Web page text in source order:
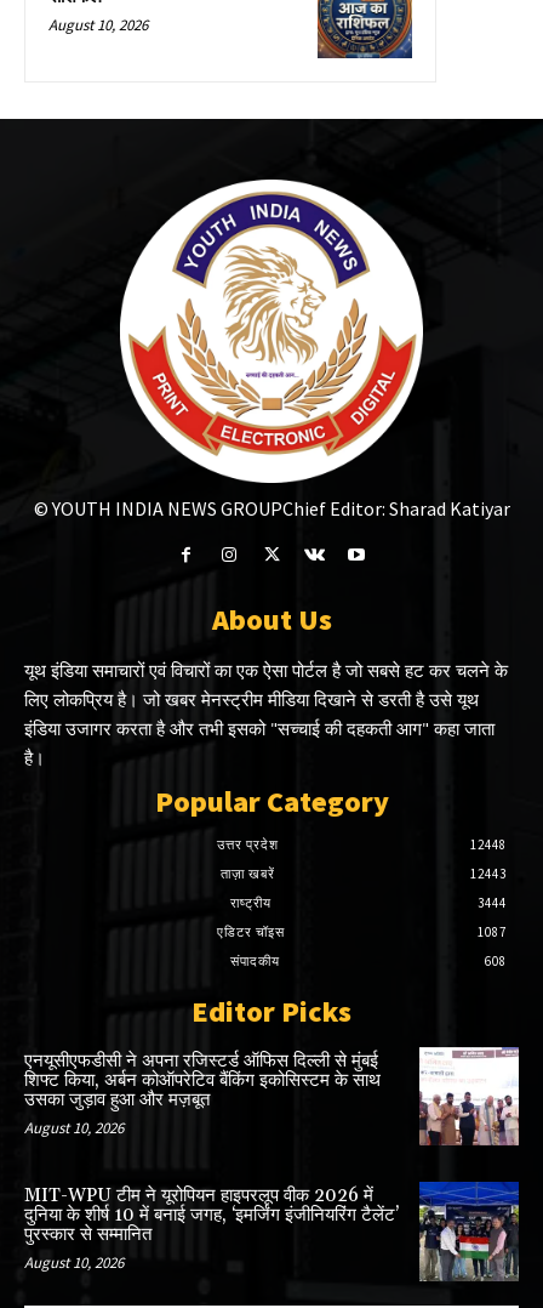
August 10, 2026
© YOUTH INDIA NEWS GROUPChief Editor: Sharad Katiyar
About Us
यूथ इंडिया समाचारों एवं विचारों का एक ऐसा पोर्टल है जो सबसे हट कर चलने के
लिए लोकप्रिय है। जो खबर मेनस्ट्रीम मीडिया दिखाने से डरती है उसे यूथ
इंडिया उजागर करता है और तभी इसको "सच्चाई की दहकती आग" कहा जाता
है।
Popular Category
उत्तर प्रदेश
12448
ताज़ा खबरें
12443
राष्ट्रीय
3444
एडिटर चॉइस
1087
संपादकीय
608
Editor Picks
एनयूसीएफडीसी ने अपना रजिस्टर्ड ऑफिस दिल्ली से मुंबई
शिफ्ट किया, अर्बन कोऑपरेटिव बैंकिंग इकोसिस्टम के साथ
उसका जुड़ाव हुआ और मज़बूत
August 10, 2026
MIT-WPU टीम ने यूरोपियन हाइपरलूप वीक 2026 में
दुनिया के शीर्ष 10 में बनाई जगह, ‘इमर्जिंग इंजीनियरिंग टैलेंट’
पुरस्कार से सम्मानित
August 10, 2026